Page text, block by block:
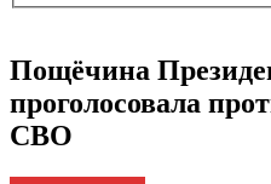
Пощёчина
проголосовала
СВО